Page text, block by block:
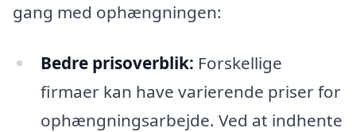
gang med ophængningen:
Bedre prisoverblik: Forskellige
firmaer kan have varierende priser for
ophængningsarbejde. Ved at indhente